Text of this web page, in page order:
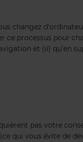
changez
ce processus pour
et (ii) qu’en
pas votre
qui vous évite de